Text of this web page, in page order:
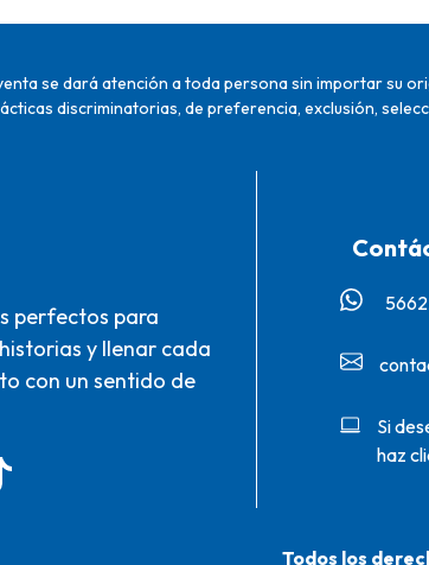
se dará atención a toda persona sin importar su
discriminatorias, de preferencia, exclusión,
perfectos para
y llenar cada
con un sentido de
Si
haz
Todos los